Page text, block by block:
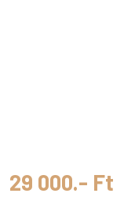
29 000.- Ft